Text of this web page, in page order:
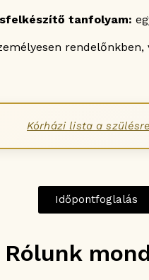
tanfolyam:
rendelőnkben,
Kórházi lista a
Időpontfoglalás
Rólunk